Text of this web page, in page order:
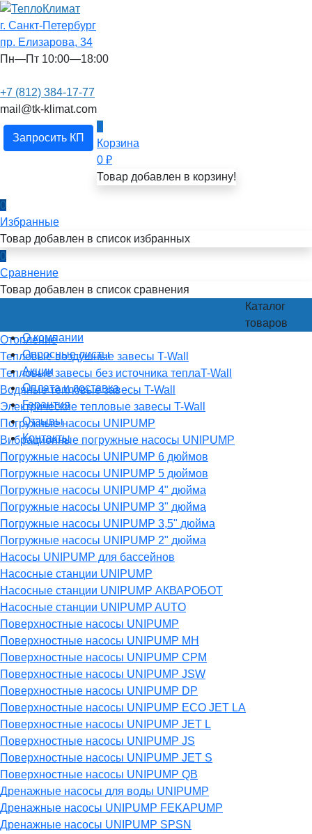
г. Санкт-Петербург
пр. Елизарова, 34
Пн—Пт 10:00—18:00
+7 (812) 384-17-77
mail@tk-klimat.com
Запросить КП
0
Корзина
0 ₽
Товар добавлен в корзину!
0
Избранные
Товар добавлен в список избранных
0
Сравнение
Товар добавлен в список сравнения
О компании
Опросные листы
Акции
Оплата и доставка
Гарантия
Отзывы
Контакты
Каталог
товаров
Отопление
Тепловые воздушные завесы T-Wall
Тепловые завесы без источника теплаT-Wall
Водяные тепловые завесы T-Wall
Электрические тепловые завесы T-Wall
Погружные насосы UNIPUMP
Вибрационные погружные насосы UNIPUMP
Погружные насосы UNIPUMP 6 дюймов
Погружные насосы UNIPUMP 5 дюймов
Погружные насосы UNIPUMP 4" дюйма
Погружные насосы UNIPUMP 3" дюйма
Погружные насосы UNIPUMP 3,5" дюйма
Погружные насосы UNIPUMP 2" дюйма
Насосы UNIPUMP для бассейнов
Насосные станции UNIPUMP
Насосные станции UNIPUMP АКВАРОБОТ
Насосные станции UNIPUMP AUTO
Поверхностные насосы UNIPUMP
Поверхностные насосы UNIPUMP MH
Поверхностные насосы UNIPUMP CPM
Поверхностные насосы UNIPUMP JSW
Поверхностные насосы UNIPUMP DP
Поверхностные насосы UNIPUMP ECO JET LA
Поверхностные насосы UNIPUMP JET L
Поверхностные насосы UNIPUMP JS
Поверхностные насосы UNIPUMP JET S
Поверхностные насосы UNIPUMP QB
Дренажные насосы для воды UNIPUMP
Дренажные насосы UNIPUMP FEKAPUMP
Дренажные насосы UNIPUMP SPSN